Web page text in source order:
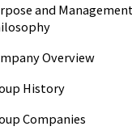
and Management
Overview
History
Companies